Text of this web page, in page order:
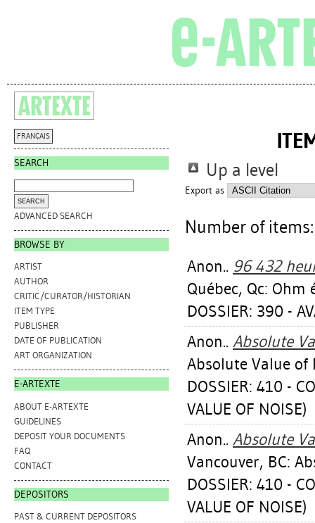
FRANÇAIS
SEARCH
ADVANCED SEARCH
BROWSE BY
ARTIST
AUTHOR
CRITIC/CURATOR/HISTORIAN
ITEM TYPE
PUBLISHER
DATE OF PUBLICATION
ART ORGANIZATION
E-ARTEXTE
ABOUT E-ARTEXTE
GUIDELINES
DEPOSIT YOUR DOCUMENTS
FAQ
CONTACT
DEPOSITORS
PAST & CURRENT DEPOSITORS
Up a level
Export as
Number of
Anon.. 96 432
Québec, Qc: Ohm
DOSSIER: 390 -
Anon.. Absolute
Absolute Value of
DOSSIER: 410 -
VALUE OF NOISE)
Anon.. Absolute
Vancouver, BC:
DOSSIER: 410 -
VALUE OF NOISE)